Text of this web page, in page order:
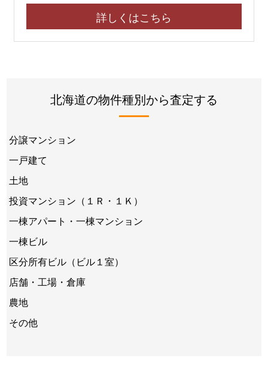
詳しくはこちら
北海道の物件種別から査定する
分譲マンション
一戸建て
土地
投資マンション（１Ｒ・１Ｋ）
一棟アパート・一棟マンション
一棟ビル
区分所有ビル（ビル１室）
店舗・工場・倉庫
農地
その他